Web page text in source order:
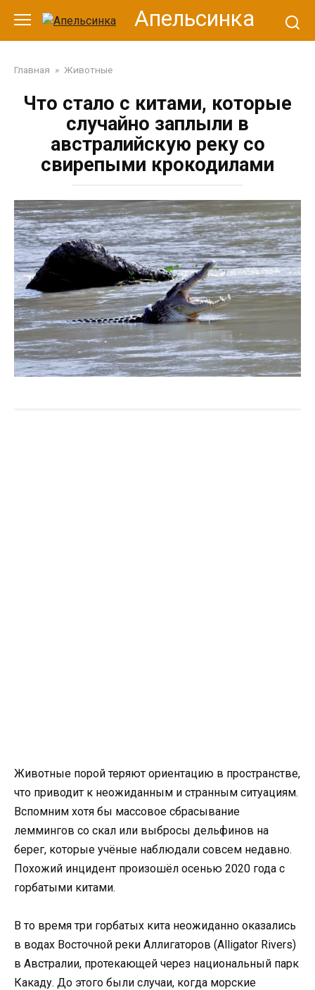
контенту
Апельсинка
Главная » Животные
Что стало с китами, которые
случайно заплыли в
австралийскую реку со
свирепыми крокодилами
Животные порой теряют ориентацию в пространстве,
что приводит к неожиданным и странным ситуациям.
Вспомним хотя бы массовое сбрасывание
леммингов со скал или выбросы дельфинов на
берег, которые учёные наблюдали совсем недавно.
Похожий инцидент произошёл осенью 2020 года с
горбатыми китами.
В то время три горбатых кита неожиданно оказались
в водах Восточной реки Аллигаторов (Alligator Rivers)
в Австралии, протекающей через национальный парк
Какаду. До этого были случаи, когда морские